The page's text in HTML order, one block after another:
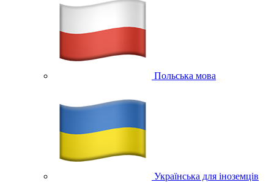
Польська мова
Українська для іноземців